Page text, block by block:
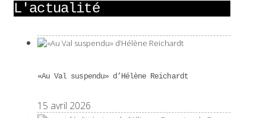
L'actualité
«Au Val suspendu» d’Hélène Reichardt
15 avril 2026